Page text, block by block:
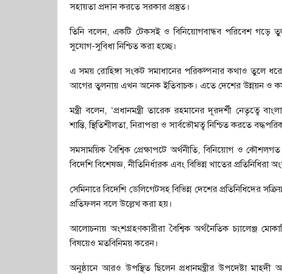
সহায়তা প্রদান করতে সরকার প্রস্তুত।
তিনি বলেন, একটি টেকসই ও বিনিয়োগবান্ধব পরিবেশ গড়ে
সুযোগ-সুবিধা নিশ্চিত করা হচ্ছে।
এ সময় রোহিঙ্গা সংকট সমাধানের পরিকল্পনার কথাও তুলে
আগের তুলনায় এখন অনেক ইতিবাচক। এতে দেশের উন্নয়ন ও
মন্ত্রী বলেন, ‘প্রধানমন্ত্রী তারেক রহমানের দূরদর্শী নেতৃত্বে
শান্তি, স্থিতিশীলতা, নিরাপত্তা ও সার্বভৌমত্ব নিশ্চিত করতে
সমসাময়িক বৈশ্বিক প্রেক্ষাপটে অর্থনীতি, বিনিয়োগ ও
বিদেশি বিশেষজ্ঞ, নীতিনির্ধারক এবং বিভিন্ন খাতের প্রতিনিধিরা
সেমিনারে বিদেশি ডেলিগেটসহ বিভিন্ন দেশের প্রতিনিধিদের
প্রতিফলন বলে উল্লেখ করা হয়।
আলোচনায় অংশগ্রহণকারীরা বৈশ্বিক অর্থনৈতিক চ্যালেঞ্জ
বিষয়েও মতবিনিময় করেন।
অনুষ্ঠানে আরও উপস্থিত ছিলেন প্রধানমন্ত্রীর উপদেষ্টা মাহদী